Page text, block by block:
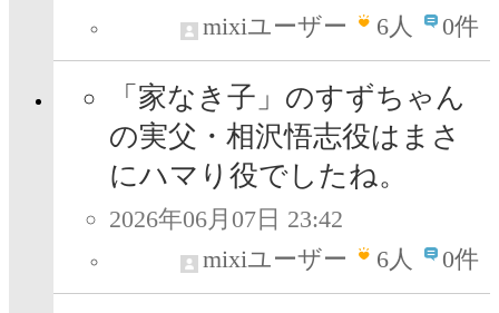
mixiユーザー
6人 0件
「家なき子」のすずちゃん
の実父・相沢悟志役はまさ
にハマり役でしたね。
2026年06月07日 23:42
mixiユーザー
6人 0件